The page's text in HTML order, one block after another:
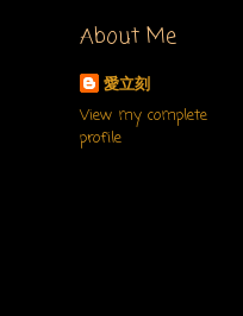
About Me
愛立刻
View my complete
profile